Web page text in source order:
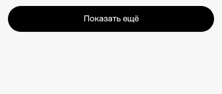
Показать ещё